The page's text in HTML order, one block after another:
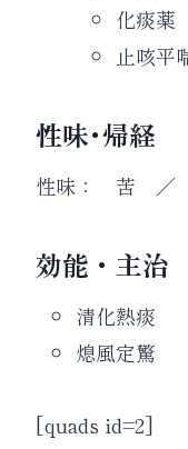
化
止咳平
性味･帰経
性味： 苦 ／
効能・主治
清化熱痰
熄風定驚
[quads id=2]